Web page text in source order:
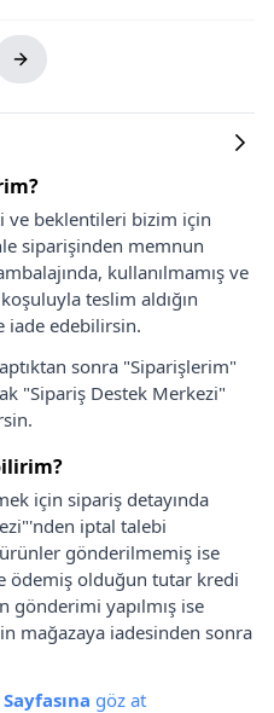
beklentileri bizim için
siparişinden memnun
kullanılmamış ve
teslim aldığın
iade edebilirsin.
sonra "Siparişlerim"
"Sipariş Destek Merkezi"
için sipariş detayında
iptal talebi
gönderilmemiş ise
ödemiş olduğun tutar kredi
gönderimi yapılmış ise
mağazaya iadesinden sonra
göz at